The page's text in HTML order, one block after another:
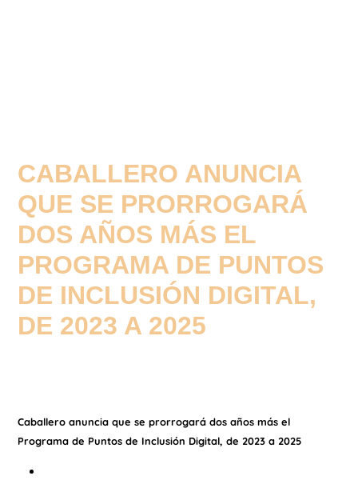
CABALLERO ANUNCIA
QUE SE PRORROGARÁ
DOS AÑOS MÁS EL
PROGRAMA DE PUNTOS
DE INCLUSIÓN DIGITAL,
DE 2023 A 2025
Caballero anuncia que se prorrogará dos años más el
Programa de Puntos de Inclusión Digital, de 2023 a 2025